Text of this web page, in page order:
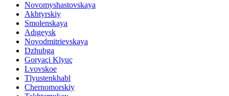
Novomyshastovskaya
Akhtyrskiy
Smolenskaya
Adıgeysk
Novodmitrievskaya
Dzhubga
Goryaçi Klyuç
Lvovskoe
Tlyustenkhabl
Chernomorskiy